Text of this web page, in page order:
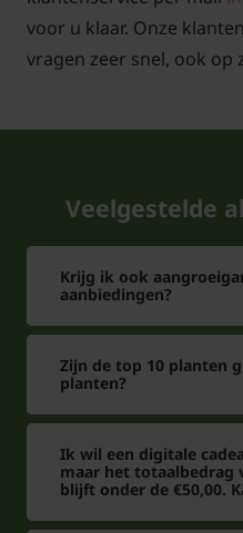
voor u klaar. Onze
vragen zeer snel, ook op
Veelgestelde
Krijg ik ook
aanbiedingen?
Zijn de top 10 planten
planten?
Ik wil een digitale
maar het totaalbedrag
blijft onder de €50,00.